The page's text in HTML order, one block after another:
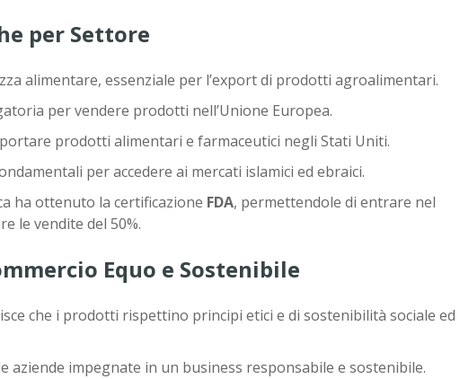
per Settore
alimentare, essenziale per l’export di prodotti agroalimentari.
per vendere prodotti nell’Unione Europea.
prodotti alimentari e farmaceutici negli Stati Uniti.
per accedere ai mercati islamici ed ebraici.
ha ottenuto la certificazione FDA, permettendole di entrare nel
le vendite del 50%.
Equo e Sostenibile
che i prodotti rispettino principi etici e di sostenibilità sociale ed
aziende impegnate in un business responsabile e sostenibile.